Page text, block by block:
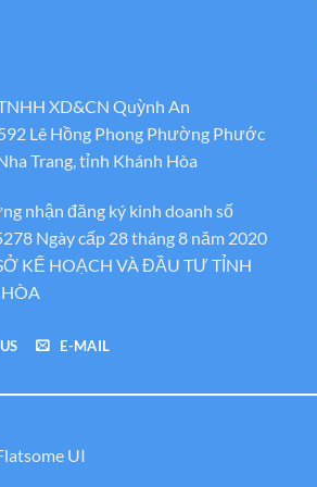
XD&CN Quỳnh An
Lê Hồng Phong Phường Phước
Trang, tỉnh Khánh Hòa
nhận đăng ký kinh doanh số
Ngày cấp 28 tháng 8 năm 2020
KẾ HOẠCH VÀ ĐẦU TƯ TỈNH
E-MAIL
UI